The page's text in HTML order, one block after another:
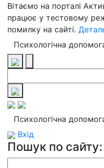
Вітаємо на порталі
працює у тестовому
помилку на сайті.
Психологічна
Психологічна
Вхід
Пошук по сайту: